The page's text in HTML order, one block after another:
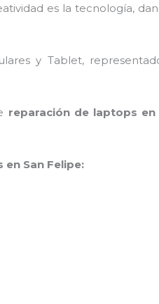
es la tecnología,
y Tablet,
reparación de laptops en
San Felipe: